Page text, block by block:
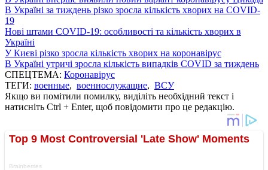
В Україні за тиждень різко зросла кількість хворих на COVID-
19
Нові штами COVID-19: особливості та кількість хворих в
Україні
У Києві різко зросла кількість хворих на коронавірус
В Україні утричі зросла кількість випадків COVID за тиждень
СПЕЦТЕМА: Коронавірус
ТЕГИ: военные, военнослужащие, ВСУ
Якщо ви помітили помилку, виділіть необхідний текст і
натисніть Ctrl + Enter, щоб повідомити про це редакцію.